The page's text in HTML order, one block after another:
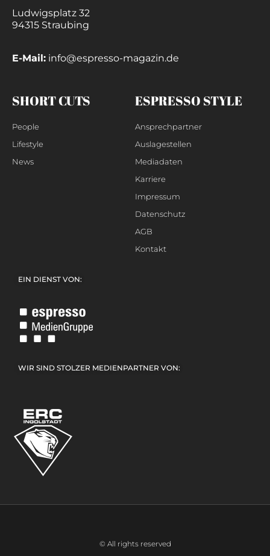
Ludwigsplatz 32
94315 Straubing
E-Mail: info@espresso-magazin.de
SHORT CUTS
People
Lifestyle
News
ESPRESSO STYLE
Ansprechpartner
Auslagestellen
Mediadaten
Karriere
Impressum
Datenschutz
AGB
Kontakt
EIN DIENST VON:
WIR SIND STOLZER MEDIENPARTNER VON:
© All rights reserved